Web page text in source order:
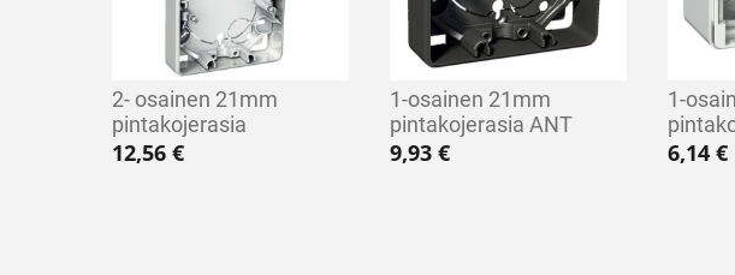
2- osainen 21mm
pintakojerasia
12,56 €
1-osainen 21mm
pintakojerasia ANT
9,93€
1-
6,14€